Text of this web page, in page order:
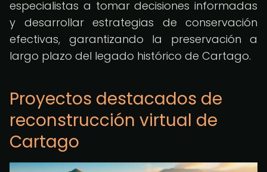
especialistas a tomar decisiones informadas
y desarrollar estrategias de conservación
efectivas, garantizando la preservación a
largo plazo del legado histórico de Cartago.
Proyectos destacados de
reconstrucción virtual de
Cartago